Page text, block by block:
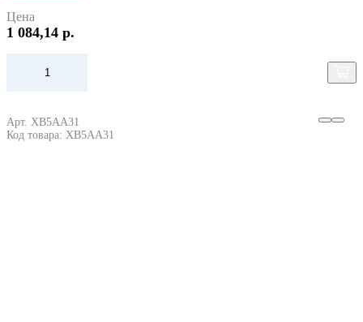
Цена
1 084,14 р.
Арт. XB5AA31
Код товара: XB5AA31